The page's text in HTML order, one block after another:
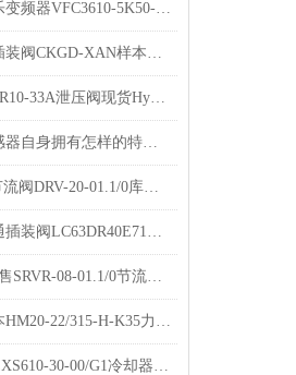
原装出售力士乐变频器VFC3610-5K50-3P4-MNA
原装SUN太阳插装阀CKGD-XAN样本优势出售
原装海德福斯FR10-33A泄压阀现货Hydraforce流量阀
丹佛斯压力传感器自身拥有怎样的特点呢？
原装FLUTEC节流阀DRV-20-01.1/0库存现货DRV-25-01.X/0贺德克单向阀
原装力士乐二通插装阀LC63DR40E71出售R900938071
HYDAC现货出售SRVR-08-01.1/0节流阀样本资料
压力传感器样本HM20-22/315-H-K35力士乐优势出售
hydac贺德克HEXS610-30-00/G1冷却器型号齐全